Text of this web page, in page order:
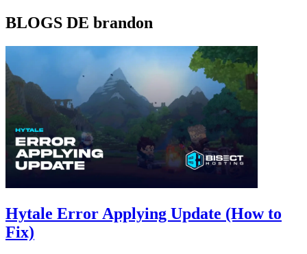
BLOGS DE brandon
Hytale Error Applying Update (How to
Fix)